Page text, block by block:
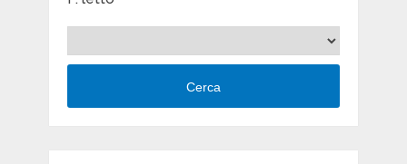
Cerca